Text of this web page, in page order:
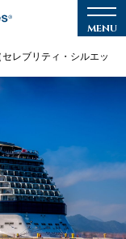
ガ登録
レブリティ・シルエット